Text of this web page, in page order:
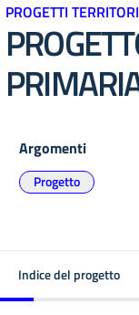
PROGETTI
Argomenti
Progetto
Indice del progetto